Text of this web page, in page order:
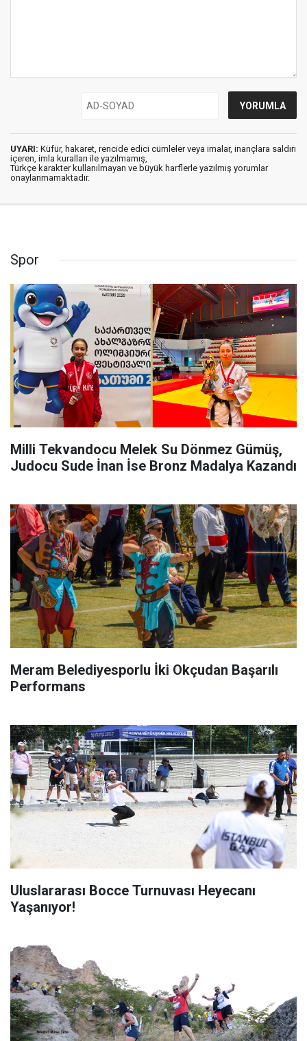
UYARI: Küfür, hakaret, rencide edici cümleler veya imalar, inançlara saldırı
içeren, imla kuralları ile yazılmamış,
Türkçe karakter kullanılmayan ve büyük harflerle yazılmış yorumlar
onaylanmamaktadır.
Spor
Milli Tekvandocu Melek Su Dönmez Gümüş,
Judocu Sude İnan İse Bronz Madalya Kazandı
Meram Belediyesporlu İki Okçudan Başarılı
Performans
Uluslararası Bocce Turnuvası Heyecanı
Yaşanıyor!